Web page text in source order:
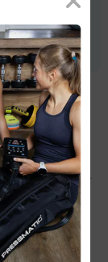
Meinungen
Seien Sie der